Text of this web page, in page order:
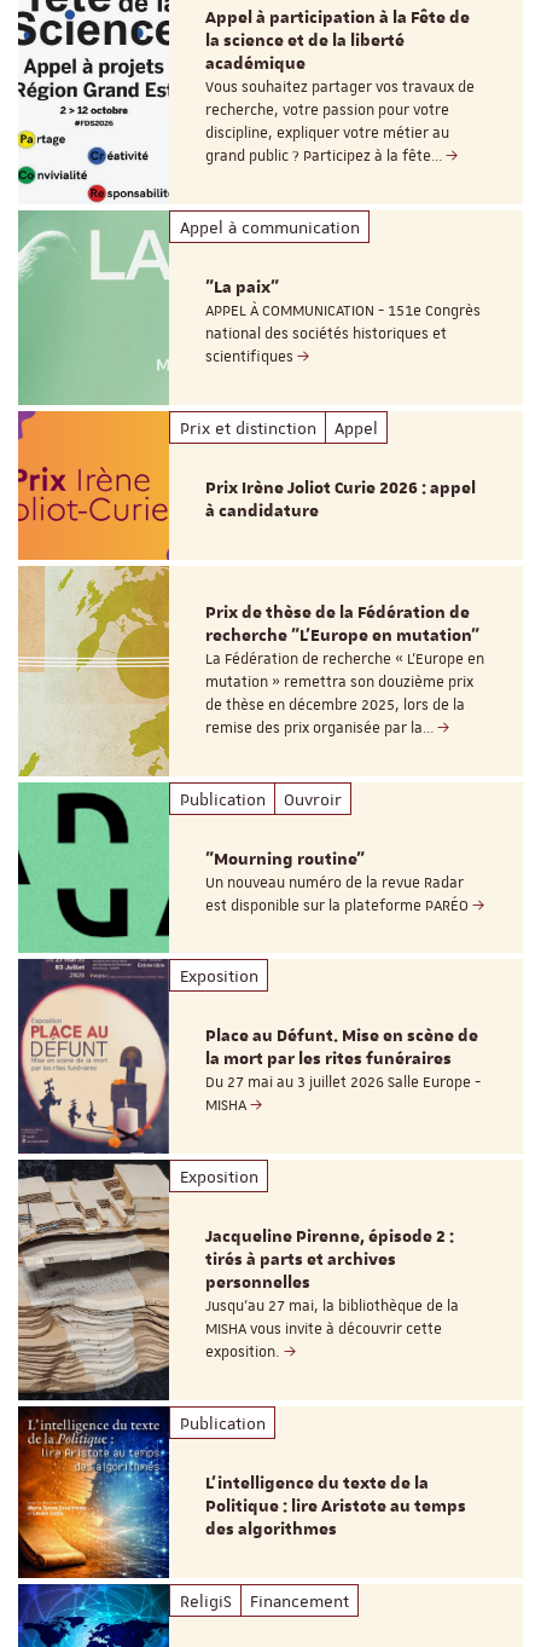
Appel à participation à la Fête de
la science et de la liberté
académique
Vous souhaitez partager vos travaux de
recherche, votre passion pour votre
discipline, expliquer votre métier au
grand public ? Participez à la fête…
Appel à communication
"La paix"
APPEL À COMMUNICATION - 151e Congrès
national des sociétés historiques et
scientifiques
Prix et distinction Appel
Prix Irène Joliot Curie 2026 : appel
à candidature
Prix de thèse de la Fédération de
recherche "L’Europe en mutation"
La Fédération de recherche « L’Europe en
mutation » remettra son douzième prix
de thèse en décembre 2025, lors de la
remise des prix organisée par la…
Publication Ouvroir
"Mourning routine"
Un nouveau numéro de la revue Radar
est disponible sur la plateforme PARÉO
Exposition
Place au Défunt. Mise en scène de
la mort par les rites funéraires
Du 27 mai au 3 juillet 2026 Salle Europe -
MISHA
Exposition
Jacqueline Pirenne, épisode 2 :
tirés à parts et archives
personnelles
Jusqu’au 27 mai, la bibliothèque de la
MISHA vous invite à découvrir cette
exposition.
Publication
L’intelligence du texte de la
Politique : lire Aristote au temps
des algorithmes
ReligiS Financement